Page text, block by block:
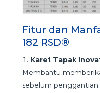
Fitur dan
182 RSD®
Karet Tapak
Membantu
sebelum penggantian